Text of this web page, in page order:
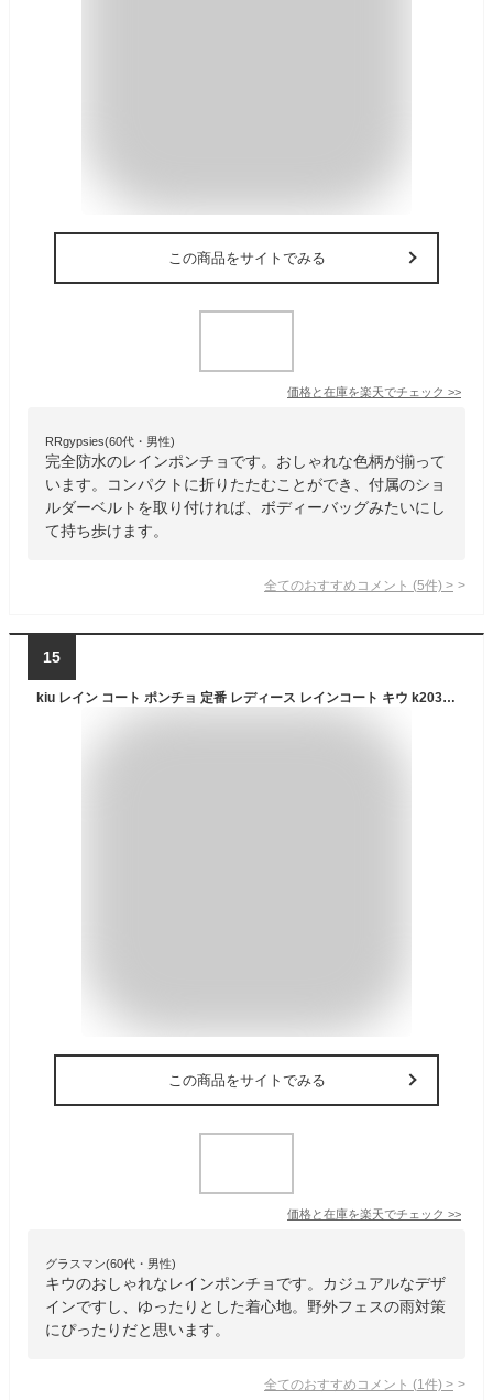
この商品をサイトでみる
価格と在庫を楽天でチェック >>
RRgypsies(60代・男性)
完全防水のレインポンチョです。おしゃれな色柄が揃って
います。コンパクトに折りたたむことができ、付属のショ
ルダーベルトを取り付ければ、ボディーバッグみたいにし
て持ち歩けます。
全てのおすすめコメント (5件) >
15
kiu レイン コート ポンチョ 定番 レディース レインコート キウ k203 メンズ おしゃれ 撥水 はっ水 自転車 通学 通勤 アウトドア リュック対応 レインウェア レイングッズ きう ブランド
この商品をサイトでみる
価格と在庫を楽天でチェック >>
グラスマン(60代・男性)
キウのおしゃれなレインポンチョです。カジュアルなデザ
インですし、ゆったりとした着心地。野外フェスの雨対策
にぴったりだと思います。
全てのおすすめコメント (1 件) >